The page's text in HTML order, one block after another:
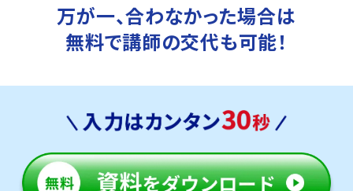
万が一、合わなかった場合は
無料で講師の交代も可能！